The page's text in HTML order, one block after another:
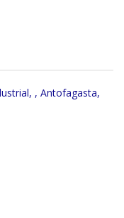
, Antofagasta,